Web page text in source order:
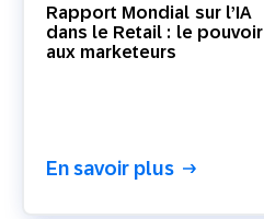
Rapport Mondial sur l’IA
dans le Retail : le pouvoir
aux marketeurs
En savoir plus